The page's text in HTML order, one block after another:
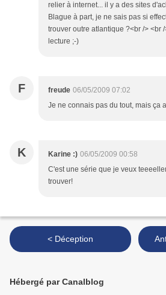
relier à internet... il y a des sites
Blague à part, je ne sais pas si
trouver outre atlantique ?<br /> <br
lecture ;-)
F freude 06/05/2009 07:02
Je ne connais pas du tout, mais ça
K Karine :) 06/05/2009 00:58
C'est une série que je veux
trouver!
< Déception
Hébergé par Canalblog